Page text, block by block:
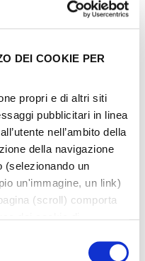
DEI COOKIE PER
propri e di altri siti
pubblicitari in linea
nell’ambito della
della navigazione
(selezionando un
un'immagine, un link)
(scroll) comporta
quali tipologie